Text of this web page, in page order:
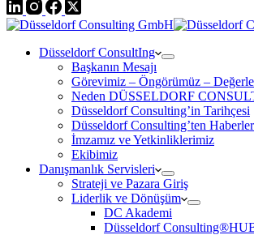
Düsseldorf ConsultIng
Başkanın Mesajı
Görevimiz – Öngörümüz –
Neden DÜSSELDORF
Düsseldorf Consulting’in Tarihçesi
Düsseldorf Consulting’ten Haberler
İmzamız ve Yetkinliklerimiz
Ekibimiz
Danışmanlık Servisleri
Strateji ve Pazara Giriş
Liderlik ve Dönüşüm
DC Akademi
Düsseldorf